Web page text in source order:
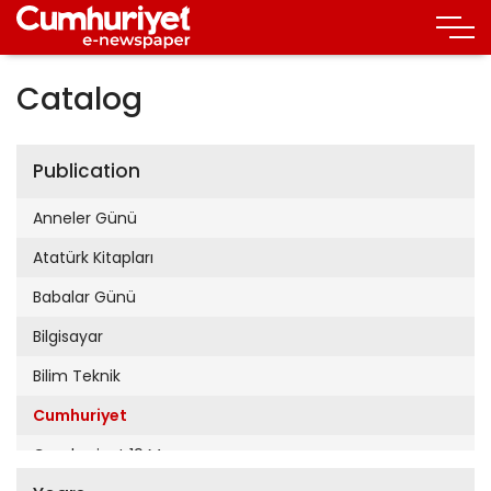
Catalog
Publication
Anneler Günü
Atatürk Kitapları
Babalar Günü
Bilgisayar
Bilim Teknik
Cumhuriyet
Cumhuriyet 19 Mayıs